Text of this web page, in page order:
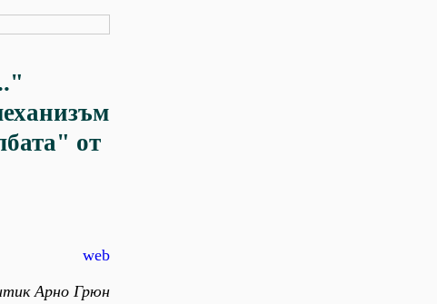
от
web
Арно Грюн